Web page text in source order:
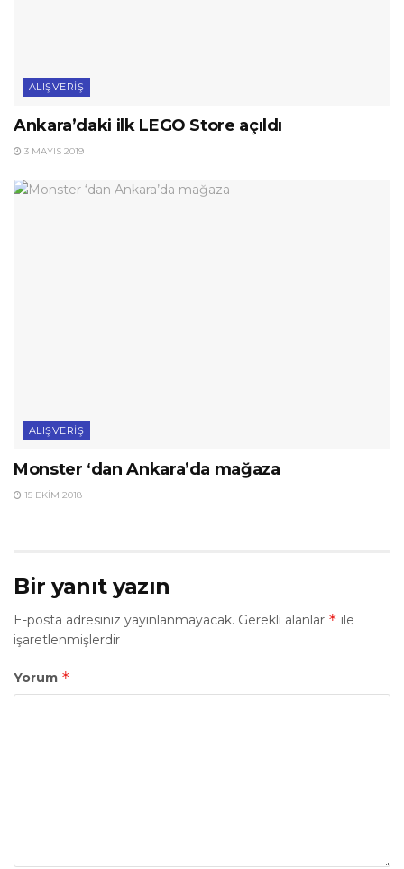
ALIŞVERIŞ
Ankara’daki ilk LEGO Store açıldı
3 MAYIS 2019
ALIŞVERIŞ
Monster ‘dan Ankara’da mağaza
15 EKIM 2018
Bir yanıt yazın
E-posta adresiniz yayınlanmayacak. Gerekli alanlar * ile
işaretlenmişlerdir
Yorum *